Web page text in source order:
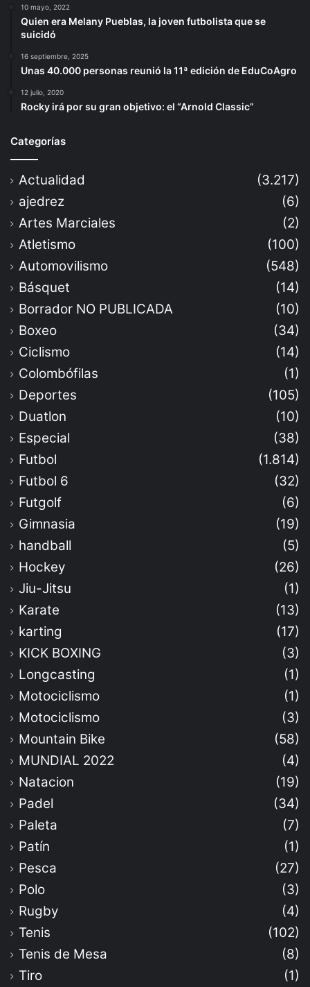
10 mayo, 2022
Quien era Melany Pueblas, la joven futbolista que se
suicidó
16 septiembre, 2025
Unas 40.000 personas reunió la 11ª edición de EduCoAgro
12 julio, 2020
Rocky irá por su gran objetivo: el “Arnold Classic”
Categorías
Actualidad
(3.217)
ajedrez
(6)
Artes Marciales
(2)
Atletismo
(100)
Automovilismo
(548)
Básquet
(14)
Borrador NO PUBLICADA
(10)
Boxeo
(34)
Ciclismo
(14)
Colombófilas
(1)
Deportes
(105)
Duatlon
(10)
Especial
(38)
Futbol
(1.814)
Futbol 6
(32)
Futgolf
(6)
Gimnasia
(19)
handball
(5)
Hockey
(26)
Jiu-Jitsu
(1)
Karate
(13)
karting
(17)
KICK BOXING
(3)
Longcasting
(1)
Motociclismo
(1)
Motociclismo
(3)
Mountain Bike
(58)
MUNDIAL 2022
(4)
Natacion
(19)
Padel
(34)
Paleta
(7)
Patín
(1)
Pesca
(27)
Polo
(3)
Rugby
(4)
Tenis
(102)
Tenis de Mesa
(8)
Tiro
(1)